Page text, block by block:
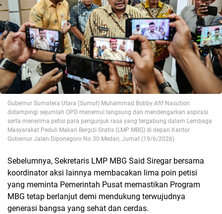
Gubernur Sumatera Utara (Sumut) Muhammad Bobby Afif Nasution
didampingi sejumlah OPD menemui langsung dan mendengarkan aspirasi
serta menerima petisi para pengunjuk rasa yang tergabung dalam Lembaga
Masyarakat Peduli Makan Bergizi Gratis (LMP MBG) di depan Kantor
Gubernur Jalan Diponegoro No 30 Medan, Jumat (19/6/2026)
Sebelumnya, Sekretaris LMP MBG Said Siregar bersama
koordinator aksi lainnya membacakan lima poin petisi
yang meminta Pemerintah Pusat memastikan Program
MBG tetap berlanjut demi mendukung terwujudnya
generasi bangsa yang sehat dan cerdas.